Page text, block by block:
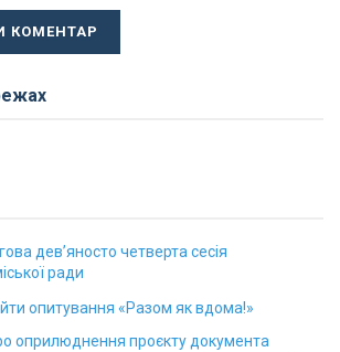
дев’яносто четверта сесія
ради
опитування «Разом як вдома!»
оприлюднення проєкту документа